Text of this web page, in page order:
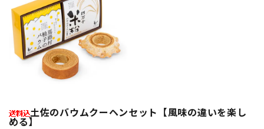
土佐のバウムクーヘンセット【風味の違いを楽し
める】